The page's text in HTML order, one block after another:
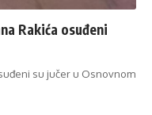
Rakića osuđeni
su jučer u Osnovnom